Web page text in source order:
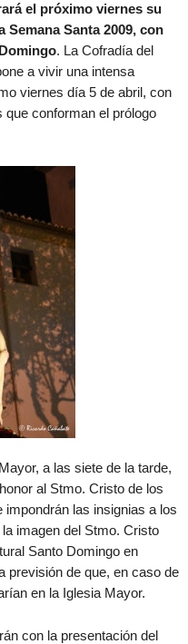
el próximo viernes su
Semana Santa 2009, con
. La Cofradía del
a vivir una intensa
viernes día 5 de abril, con
que conforman el prólogo
a las siete de la tarde,
al Stmo. Cristo de los
las insignias a los
imagen del Stmo. Cristo
Santo Domingo en
previsión de que, en caso de
en la Iglesia Mayor.
con la presentación del